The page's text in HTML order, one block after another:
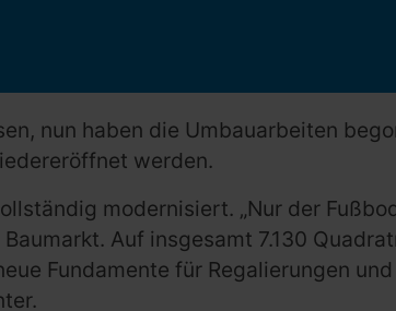
nun haben die Umbauarbeiten
werden.
modernisiert. „Nur der
Auf insgesamt 7.130
Fundamente für Regalierungen